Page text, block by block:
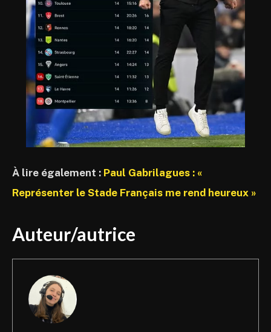
À lire également : Paul Gabrilagues : «
Représenter le Stade Français me rend heureux »
Auteur/autrice